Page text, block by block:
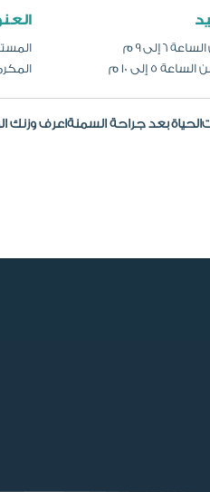
6 إلى 9 م
5 إلى 10 م
الحياة بعد جراحة السمنةاعرف وزنك